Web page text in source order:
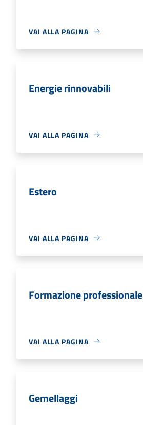
VAI ALLA PAGINA
Energie rinnovabili
VAI ALLA PAGINA
Estero
VAI ALLA PAGINA
Formazione professionale
VAI ALLA PAGINA
Gemellaggi